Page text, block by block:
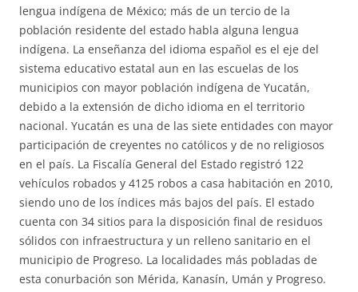
lengua indígena de México; más de un tercio de la
población residente del estado habla alguna lengua
indígena. La enseñanza del idioma español es el eje del
sistema educativo estatal aun en las escuelas de los
municipios con mayor población indígena de Yucatán,
debido a la extensión de dicho idioma en el territorio
nacional. Yucatán es una de las siete entidades con mayor
participación de creyentes no católicos y de no religiosos
en el país. La Fiscalía General del Estado registró 122
vehículos robados y 4125 robos a casa habitación en 2010,
siendo uno de los índices más bajos del país. El estado
cuenta con 34 sitios para la disposición final de residuos
sólidos con infraestructura y un relleno sanitario en el
municipio de Progreso. La localidades más pobladas de
esta conurbación son Mérida, Kanasín, Umán y Progreso.